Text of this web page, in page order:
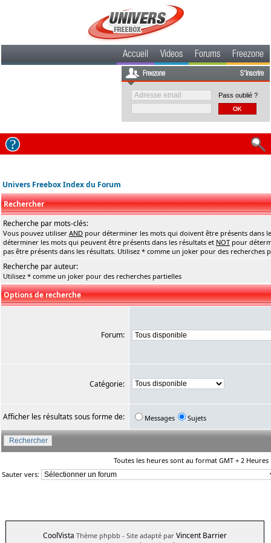
Accueil Videos Forums Freezone
Freezone S'inscrire
Pass oublié ?
Univers Freebox Index du Forum
Rechercher
Recherche par mots-clés:
Vous pouvez utiliser AND pour déterminer les mots qui doivent être présents dans
déterminer les mots qui peuvent être présents dans les résultats et NOT pour
pas être présents dans les résultats. Utilisez * comme un joker pour des recherches
Recherche par auteur:
Utilisez * comme un joker pour des recherches partielles
Options de recherche
Forum:
Catégorie:
Afficher les résultats sous forme de: Messages Sujets
Toutes les heures sont au format GMT + 2 Heures
Sauter vers:
CoolVista Thème phpbb - Site adapté par Vincent Barrier